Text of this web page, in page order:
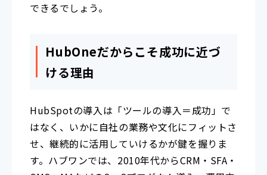
できるでしょう。
HubOneだからこそ成功に近づ
ける理由
HubSpotの導入は「ツールの導入＝成功」で
はなく、いかに自社の業務や文化にフィットさ
せ、継続的に活用していけるかが鍵を握りま
す。ハブワンでは、2010年代からCRM・SFA・